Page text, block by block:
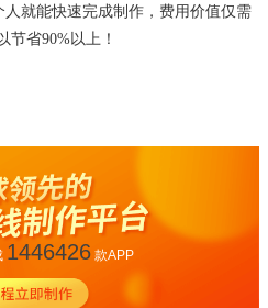
就能快速完成制作，费用价值仅需
节省90%以上！
1446426款APP